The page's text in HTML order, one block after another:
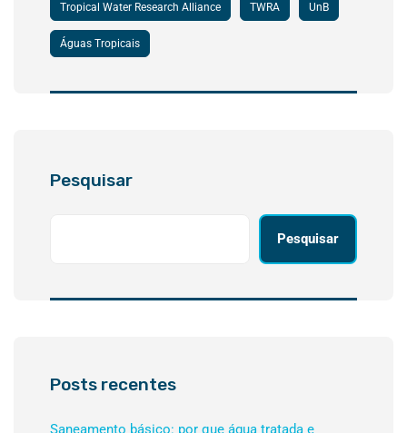
Tropical Water Research Alliance TWRA UnB
Águas Tropicais
Pesquisar
Pesquisar
Posts recentes